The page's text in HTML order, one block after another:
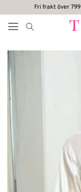
content
Fri frakt över